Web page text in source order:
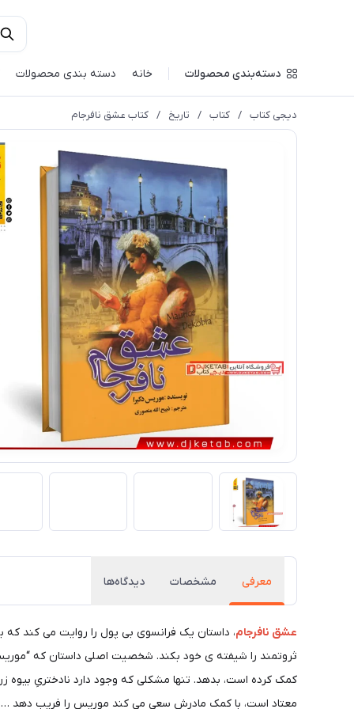
دسته‌بندی محصولات خانه دسته بندی محصولات
دیجی کتاب / کتاب / تاریخ / کتاب عشق نافرجام
معرفی مشخصات دیدگاه‌ها
عشق نافرجام، داستان یک فرانسوی بی پول را روایت می کند که
ثروتمند را شیفته ی خود بکند. شخصیت اصلی داستان که
کمک کرده است، بدهد. تنها مشکلی که وجود دارد نادختریِ
معتاد است، با کمک مادرش سعی می کند موریس را فریب دهد …